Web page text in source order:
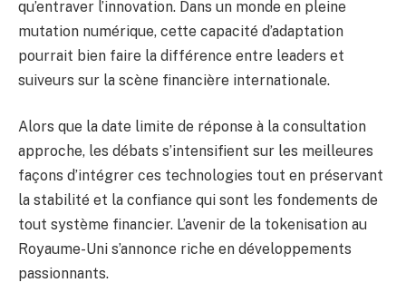
qu’entraver l’innovation. Dans un monde en pleine
mutation numérique, cette capacité d’adaptation
pourrait bien faire la différence entre leaders et
suiveurs sur la scène financière internationale.
Alors que la date limite de réponse à la consultation
approche, les débats s’intensifient sur les meilleures
façons d’intégrer ces technologies tout en préservant
la stabilité et la confiance qui sont les fondements de
tout système financier. L’avenir de la tokenisation au
Royaume-Uni s’annonce riche en développements
passionnants.